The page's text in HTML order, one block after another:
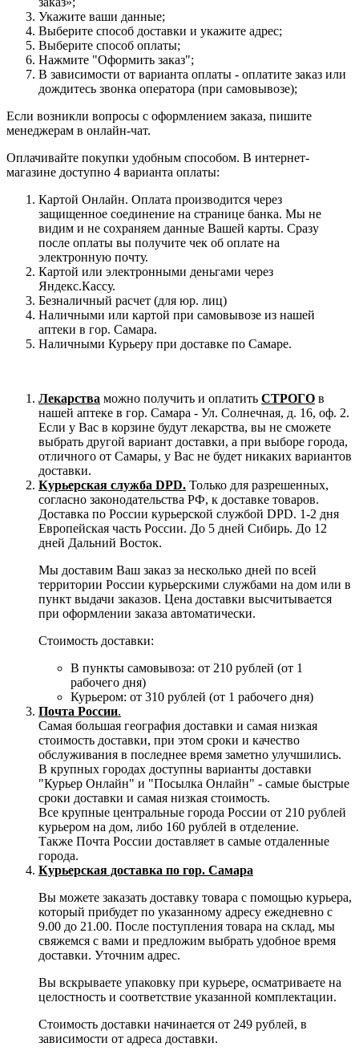
Укажите ваши данные;
Выберите способ доставки и укажите адрес;
Выберите способ оплаты;
Нажмите "Оформить заказ";
В зависимости от варианта оплаты - оплатите заказ или
дождитесь звонка оператора (при самовывозе);
Если возникли вопросы с оформлением заказа, пишите
менеджерам в онлайн-чат.
Оплачивайте покупки удобным способом. В интернет-
магазине доступно 4 варианта оплаты:
Картой Онлайн. Оплата производится через
защищенное соединение на странице банка. Мы не
видим и не сохраняем данные Вашей карты. Сразу
после оплаты вы получите чек об оплате на
электронную почту.
Картой или электронными деньгами через
Яндекс.Кассу.
Безналичный расчет (для юр. лиц)
Наличными или картой при самовывозе из нашей
аптеки в гор. Самара.
Наличными Курьеру при доставке по Самаре.
Лекарства можно получить и оплатить СТРОГО в
нашей аптеке в гор. Самара - Ул. Солнечная, д. 16, оф. 2.
Если у Вас в корзине будут лекарства, вы не сможете
выбрать другой вариант доставки, а при выборе города,
отличного от Самары, у Вас не будет никаких вариантов
доставки.
Курьерская служба DPD. Только для разрешенных,
согласно законодательства РФ, к доставке товаров.
Доставка по России курьерской службой DPD. 1-2 дня
Европейская часть России. До 5 дней Сибирь. До 12
дней Дальний Восток.
Мы доставим Ваш заказ за несколько дней по всей
территории России курьерскими службами на дом или в
пункт выдачи заказов. Цена доставки высчитывается
при оформлении заказа автоматически.
Стоимость доставки:
В пункты самовывоза: от 210 рублей (от 1
рабочего дня)
Курьером: от 310 рублей (от 1 рабочего дня)
Почта России.
Самая большая география доставки и самая низкая
стоимость доставки, при этом сроки и качество
обслуживания в последнее время заметно улучшились.
В крупных городах доступны варианты доставки
"Курьер Онлайн" и "Посылка Онлайн" - самые быстрые
сроки доставки и самая низкая стоимость.
Все крупные центральные города России от 210 рублей
курьером на дом, либо 160 рублей в отделение.
Также Почта России доставляет в самые отдаленные
города.
Курьерская доставка по гор. Самара
Вы можете заказать доставку товара с помощью курьера,
который прибудет по указанному адресу ежедневно с
9.00 до 21.00. После поступления товара на склад, мы
свяжемся с вами и предложим выбрать удобное время
доставки. Уточним адрес.
Вы вскрываете упаковку при курьере, осматриваете на
целостность и соответствие указанной комплектации.
Стоимость доставки начинается от 249 рублей, в
зависимости от адреса доставки.